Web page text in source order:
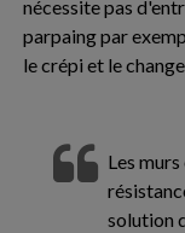
nécessite pas
parpaing par
le crépi et le
Les
solution